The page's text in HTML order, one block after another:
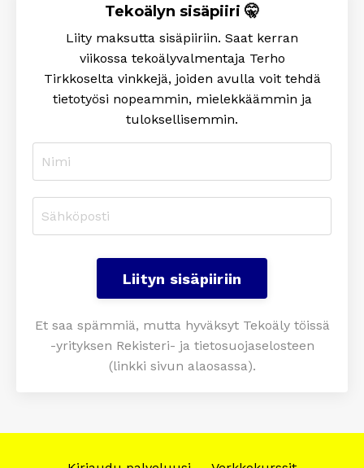
Tekoälyn sisäpiiri 🤫
Liity maksutta sisäpiiriin. Saat kerran
viikossa tekoälyvalmentaja Terho
Tirkkoselta vinkkejä, joiden avulla voit tehdä
tietotyösi nopeammin, mielekkäämmin ja
tuloksellisemmin.
Liityn sisäpiiriin
Et saa spämmiä, mutta hyväksyt Tekoäly töissä
-yrityksen Rekisteri- ja tietosuojaselosteen
(linkki sivun alaosassa).